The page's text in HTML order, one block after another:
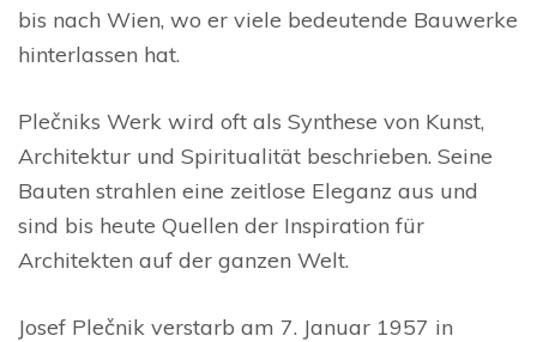
bis nach Wien, wo er viele bedeutende Bauwerke
hinterlassen hat.
Plečniks Werk wird oft als Synthese von Kunst,
Architektur und Spiritualität beschrieben. Seine
Bauten strahlen eine zeitlose Eleganz aus und
sind bis heute Quellen der Inspiration für
Architekten auf der ganzen Welt.
Josef Plečnik verstarb am 7. Januar 1957 in